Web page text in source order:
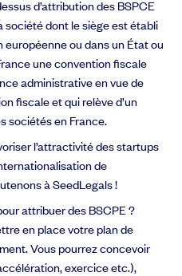
d’attribution des BSPCE
société dont le siège est établi
européenne ou dans un État ou
une convention fiscale
administrative en vue de
fiscale et qui relève d’un
sociétés en France.
l’attractivité des startups
de
à SeedLegals !
attribuer des BSCPE ?
en place votre plan de
Vous pourrez concevoir
exercice etc.),